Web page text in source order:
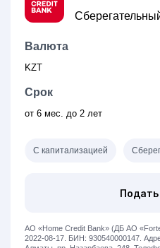
Валюта
KZT
Срок
от 6 мес. до 2 лет
Подать
С капитализацией
АО «Home Credit Bank» (ДБ АО
2022-08-17. БИН: 930540000147.